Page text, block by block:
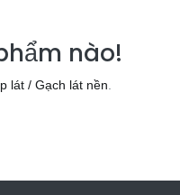
nào!
lát / Gạch lát nền